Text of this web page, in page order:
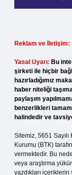
Reklam ve İletişim:
Yasal Uyarı: Bu
şirketi ile hiçbir
hazırladığımız
haber niteliği
paylaşım
benzerlikleri
halindedir ve
Sitemiz, 5651
Kurumu (BTK)
vermektedir. Bu
veya araştırma
yazdıkları